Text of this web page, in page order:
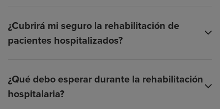
¿Cubrirá mi seguro la rehabilitación de
pacientes hospitalizados?
¿Qué debo esperar durante la rehabilitación
hospitalaria?